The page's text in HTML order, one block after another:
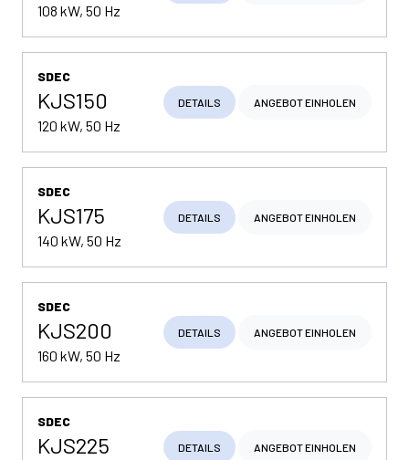
108 kW, 50 Hz
SDEC
KJS150
120 kW, 50 Hz
DETAILS ANGEBOT EINHOLEN
SDEC
KJS175
140 kW, 50 Hz
DETAILS ANGEBOT EINHOLEN
SDEC
KJS200
160 kW, 50 Hz
DETAILS ANGEBOT EINHOLEN
SDEC
KJS225 DETAILS ANGEBOT EINHOLEN